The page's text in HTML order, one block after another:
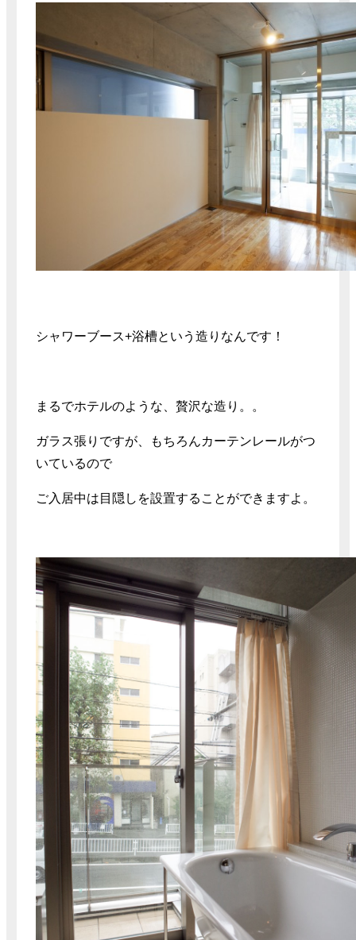
シャワーブース+浴槽という造りなんです！
まるでホテルのような、贅沢な造り。。
ガラス張りですが、もちろんカーテンレールがつ
いているので
ご入居中は目隠しを設置することができますよ。